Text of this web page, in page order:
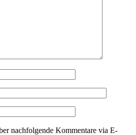
nachfolgende Kommentare via E-